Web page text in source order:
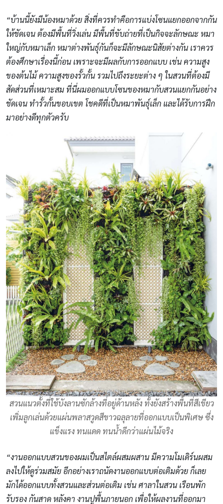
“บ้านนี้ยังมีน้องหมาด้วย สิ่งที่ควรทำคือการแบ่งโซนแยกออกจากกัน
ให้ชัดเจน ต้องมีพื้นที่วิ่งเล่น มีพื้นที่ขับถ่ายที่เป็นกิจจะลักษณะ หมา
ใหญ่กับหมาเล็ก หมาต่างพันธุ์กันก็จะมีลักษณะนิสัยต่างกัน เราควร
ต้องศึกษาเรื่องนี้ก่อน เพราะจะมีผลกับการออกแบบ เช่น ความสูง
ของต้นไม้ ความสูงของรั้วกั้น รวมไปถึงระยะต่าง ๆ ในสวนที่ต้องมี
สัดส่วนที่เหมาะสม ที่นี่ผมออกแบบโซนของหมากับสวนแยกกันอย่าง
ชัดเจน ทำรั้วกั้นขอบเขต โชคดีที่เป็นหมาพันธุ์เล็ก และได้รับการฝึก
มาอย่างดีทุกตัวครับ
สวนแนวตั้งที่ใช้บังลานซักล้างที่อยู่ด้านหลัง ทั้งยังสร้างพื้นที่สีเขียว
เพิ่มลูกเล่นด้วยแผ่นพลาสวูดสีขาวฉลุลายที่ออกแบบเป็นพิเศษ ซึ่ง
แข็งแรง ทนแดด ทนน้ำดีกว่าแผ่นไม้จริง
“งานออกแบบสวนของผมเป็นสไตล์ผสมผสาน มีความโมเดิร์นผสม
ลงไปให้ดูร่วมสมัย อีกอย่างเราถนัดงานออกแบบต่อเติมด้วย ก็เลย
มักได้ออกแบบทั้งสวนและส่วนต่อเติม เช่น ศาลาในสวน เรือนพัก
รับรอง กันสาด หลังคา งานปูพื้นภายนอก เพื่อให้ผลงานที่ออกมา